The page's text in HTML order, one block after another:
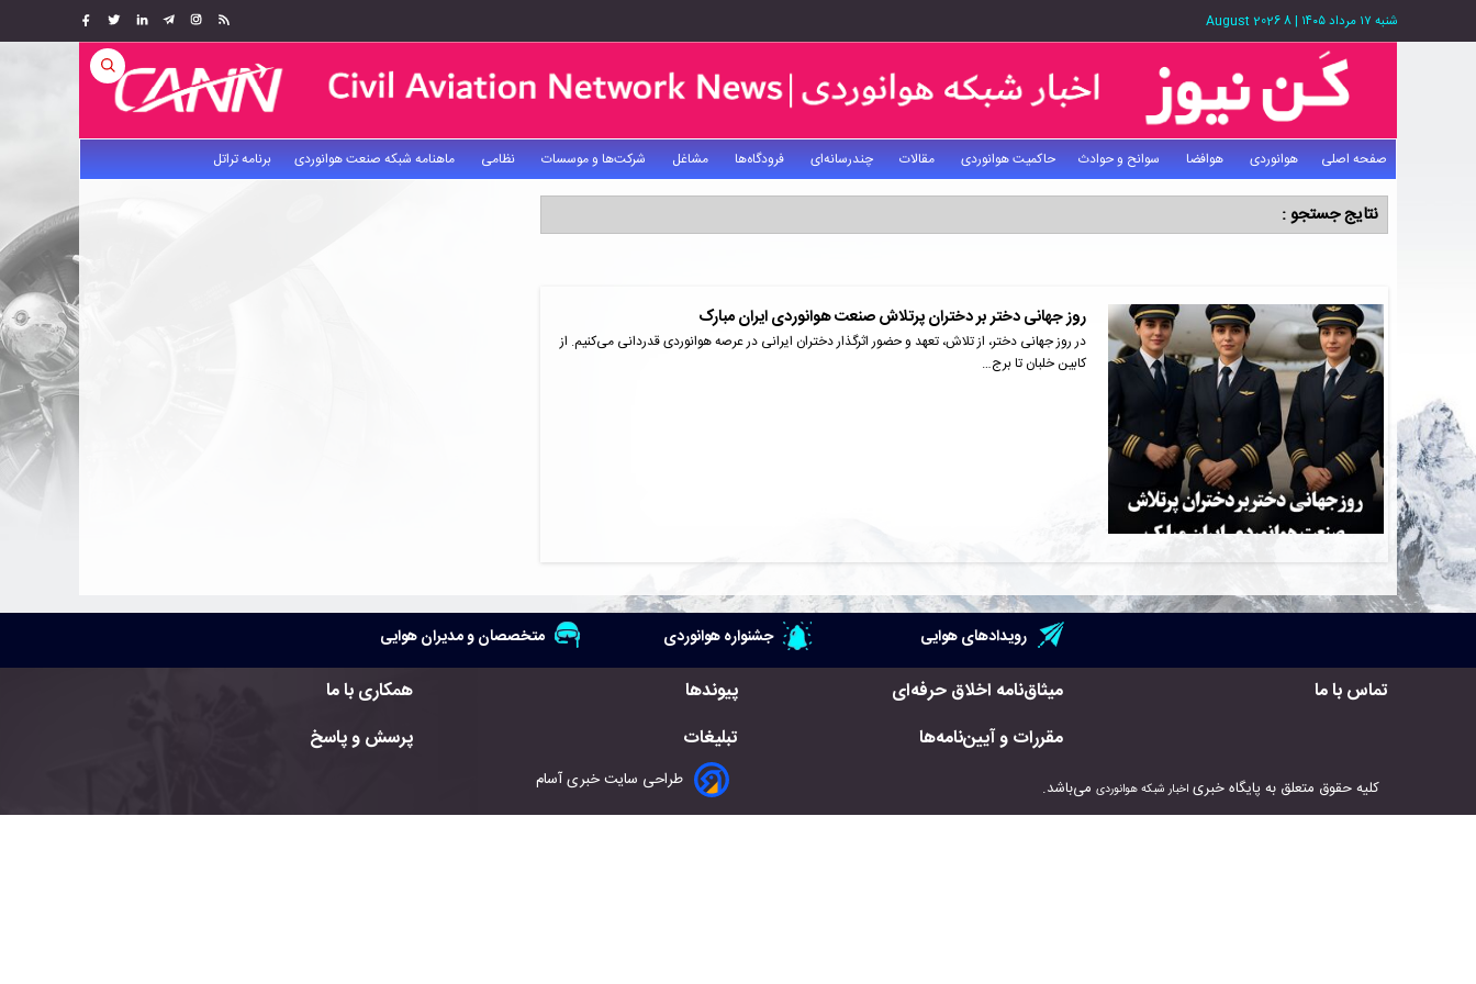
شنبه ۱۷ مرداد ۱۴۰۵ |
8 August 2026
صفحه اصلی هوانوردی هوافضا سوانح و حوادث حاکمیت هوانوردی مقالات چندرسانه‌ای فرودگاه‌ها مشاغل شرکت‌ها و موسسات نظامی ماهنامه شبکه صنعت هوانوردی برنامه تراتل
نتایج جستجو :
روز جهانی دختر بر دختران پرتلاش صنعت هوانوردی ایران مبارک
در روز جهانی دختر، از تلاش، تعهد و حضور اثرگذار دختران ایرانی در عرصه هوانوردی قدردانی می‌کنیم. از
کابین خلبان تا برج…
رویدادهای هوایی جشنواره هوانوردی متخصصان و مدیران هوایی
تماس با ما
میثاق‌نامه اخلاق حرفه‌ای
مقررات و آیین‌نامه‌ها
پیوندها
تبلیغات
همکاری با ما
پرسش و پاسخ
کلیه حقوق متعلق به پایگاه خبری اخبار شبکه هوانوردی می‌باشد. طراحی سایت خبری آسام